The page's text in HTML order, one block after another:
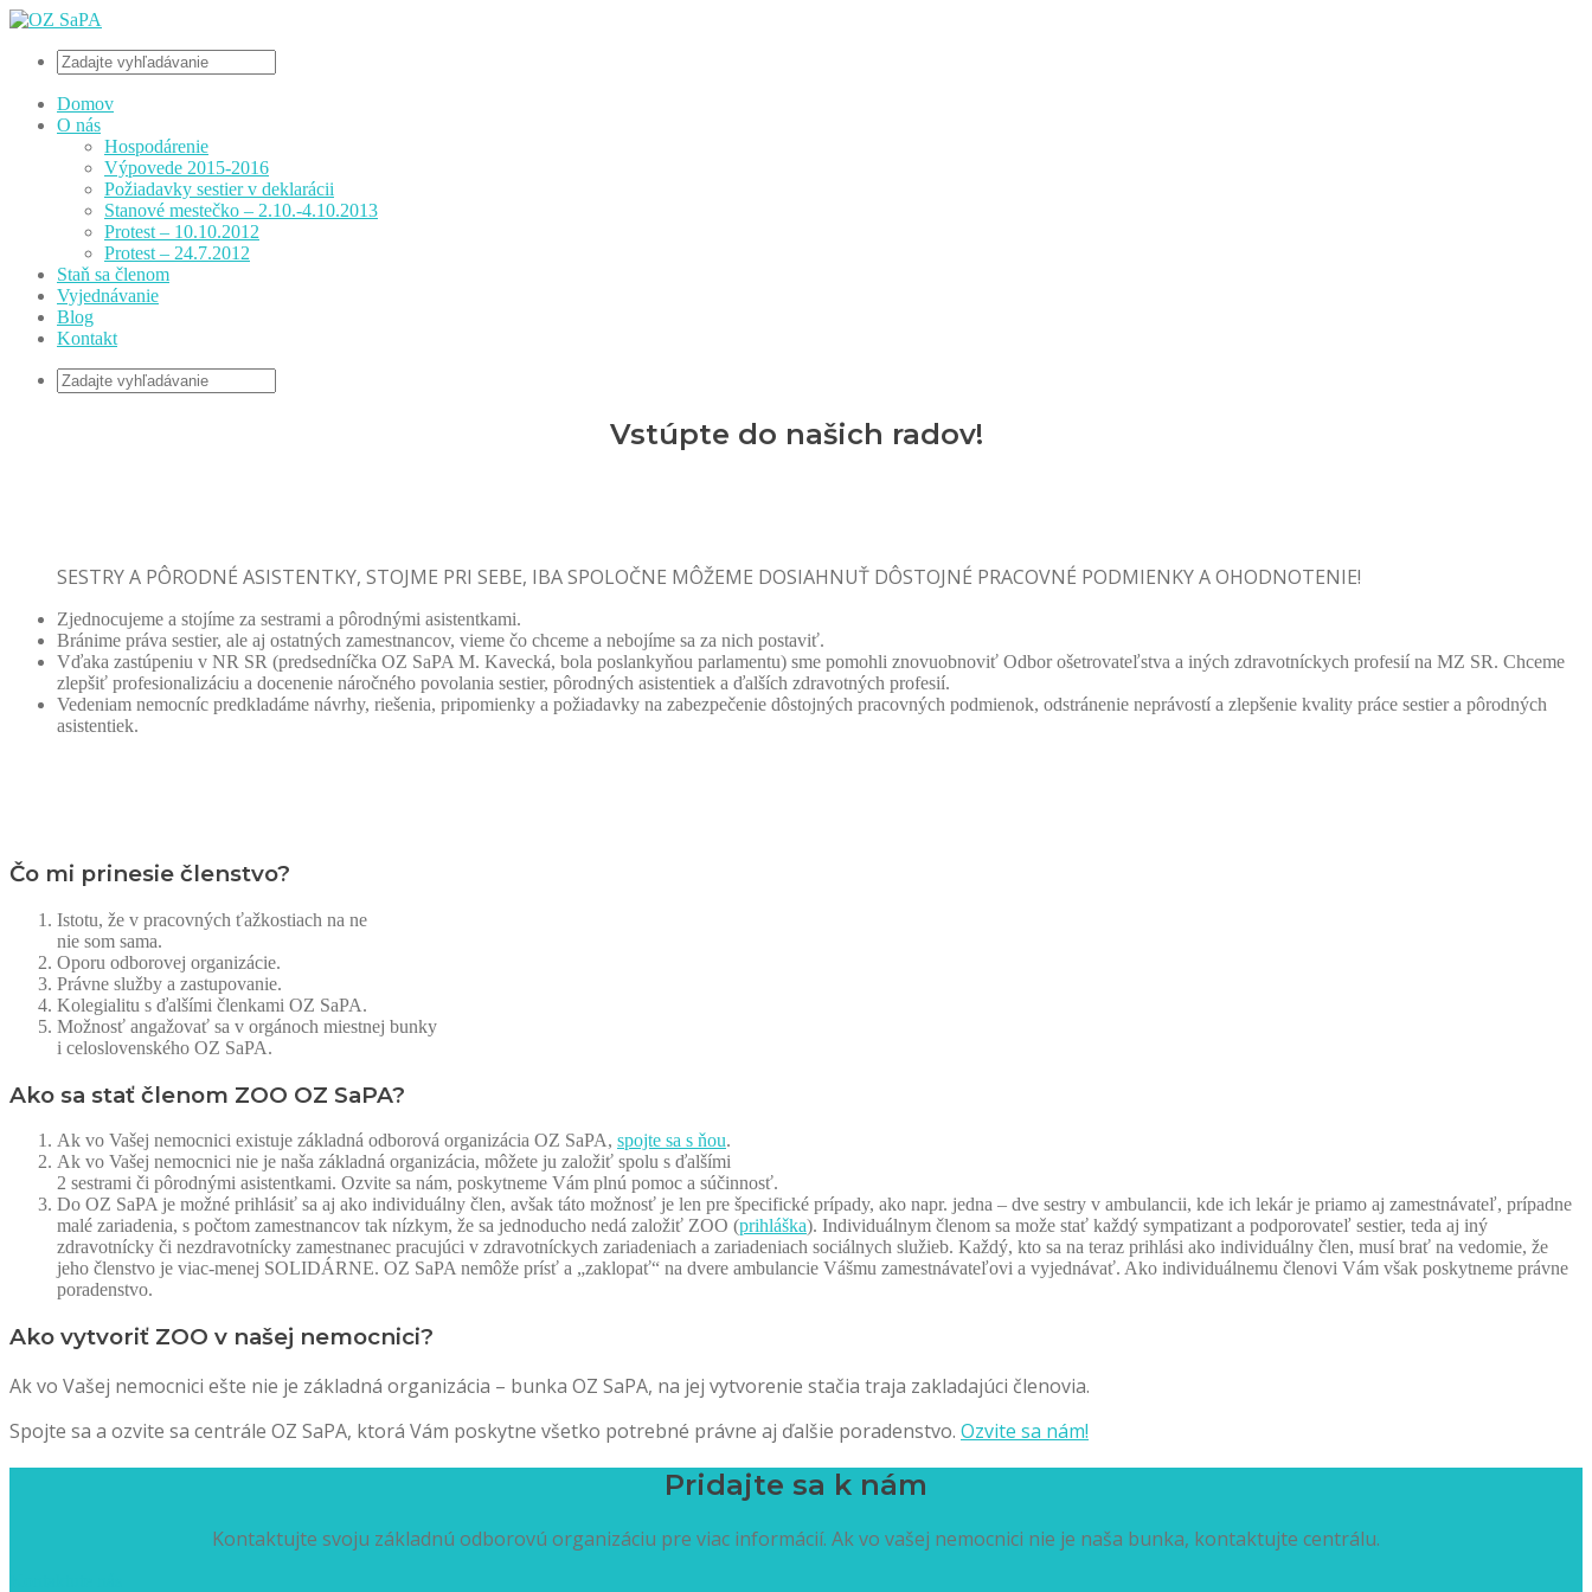
Domov
O nás
Hospodárenie
Výpovede 2015-2016
Požiadavky sestier v deklarácii
Stanové mestečko – 2.10.-4.10.2013
Protest – 10.10.2012
Protest – 24.7.2012
Staň sa členom
Vyjednávanie
Blog
Kontakt
Vstúpte do našich radov!
SESTRY A PÔRODNÉ ASISTENTKY, STOJME PRI SEBE, IBA SPOLOČNE MÔŽEME DOSIAHNUŤ DÔSTOJNÉ PRACOVNÉ PODMIENKY A OHODNOTENIE!
Zjednocujeme a stojíme za sestrami a pôrodnými asistentkami.
Bránime práva sestier, ale aj ostatných zamestnancov, vieme čo chceme a nebojíme sa za nich postaviť.
Vďaka zastúpeniu v NR SR (predsedníčka OZ SaPA M. Kavecká, bola poslankyňou parlamentu) sme pomohli znovuobnoviť Odbor ošetrovateľstva a iných zdravotníckych profesií na MZ SR. Chceme
zlepšiť profesionalizáciu a docenenie náročného povolania sestier, pôrodných asistentiek a ďalších zdravotných profesií.
Vedeniam nemocníc predkladáme návrhy, riešenia, pripomienky a požiadavky na zabezpečenie dôstojných pracovných podmienok, odstránenie neprávostí a zlepšenie kvality práce sestier a pôrodných
asistentiek.
Čo mi prinesie členstvo?
Istotu, že v pracovných ťažkostiach na ne
nie som sama.
Oporu odborovej organizácie.
Právne služby a zastupovanie.
Kolegialitu s ďalšími členkami OZ SaPA.
Možnosť angažovať sa v orgánoch miestnej bunky
i celoslovenského OZ SaPA.
Ako sa stať členom ZOO OZ SaPA?
Ak vo Vašej nemocnici existuje základná odborová organizácia OZ SaPA, spojte sa s ňou.
Ak vo Vašej nemocnici nie je naša základná organizácia, môžete ju založiť spolu s ďalšími
2 sestrami či pôrodnými asistentkami. Ozvite sa nám, poskytneme Vám plnú pomoc a súčinnosť.
Do OZ SaPA je možné prihlásiť sa aj ako individuálny člen, avšak táto možnosť je len pre špecifické prípady, ako napr. jedna – dve sestry v ambulancii, kde ich lekár je priamo aj zamestnávateľ, prípadne
malé zariadenia, s počtom zamestnancov tak nízkym, že sa jednoducho nedá založiť ZOO (prihláška). Individuálnym členom sa može stať každý sympatizant a podporovateľ sestier, teda aj iný
zdravotnícky či nezdravotnícky zamestnanec pracujúci v zdravotníckych zariadeniach a zariadeniach sociálnych služieb. Každý, kto sa na teraz prihlási ako individuálny člen, musí brať na vedomie, že
jeho členstvo je viac-menej SOLIDÁRNE. OZ SaPA nemôže prísť a „zaklopať“ na dvere ambulancie Vášmu zamestnávateľovi a vyjednávať. Ako individuálnemu členovi Vám však poskytneme právne
poradenstvo.
Ako vytvoriť ZOO v našej nemocnici?
Ak vo Vašej nemocnici ešte nie je základná organizácia – bunka OZ SaPA, na jej vytvorenie stačia traja zakladajúci členovia.
Spojte sa a ozvite sa centrále OZ SaPA, ktorá Vám poskytne všetko potrebné právne aj ďalšie poradenstvo. Ozvite sa nám!
Pridajte sa k nám
Kontaktujte svoju základnú odborovú organizáciu pre viac informácií. Ak vo vašej nemocnici nie je naša bunka, kontaktujte centrálu.